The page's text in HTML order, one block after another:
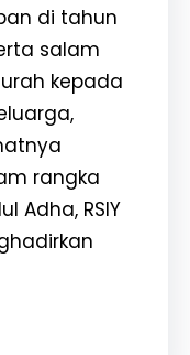
di tahun
salam
kepada
rangka
Adha, RSIY